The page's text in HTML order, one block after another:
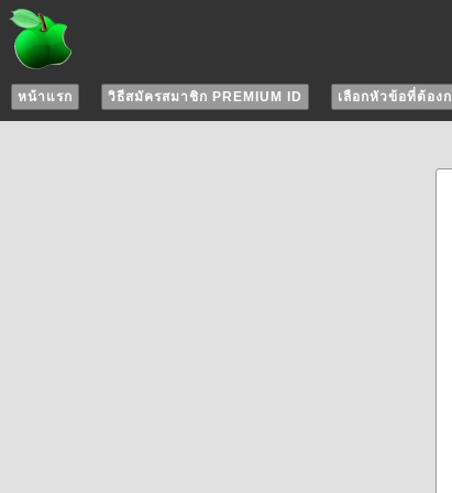
หน้าแรก วิธีสมัครสมาชิก PREMIUM ID เลือกหัวข้อที่ต้อง